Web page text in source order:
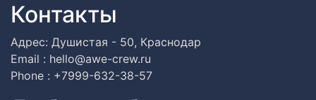
Контакты
Адрес: Душистая - 50, Краснодар
Email : hello@awe-crew.ru
Phone : +7999-632-38-57